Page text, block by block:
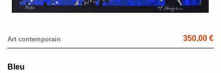
Art contemporain 350,00 €
Bleu